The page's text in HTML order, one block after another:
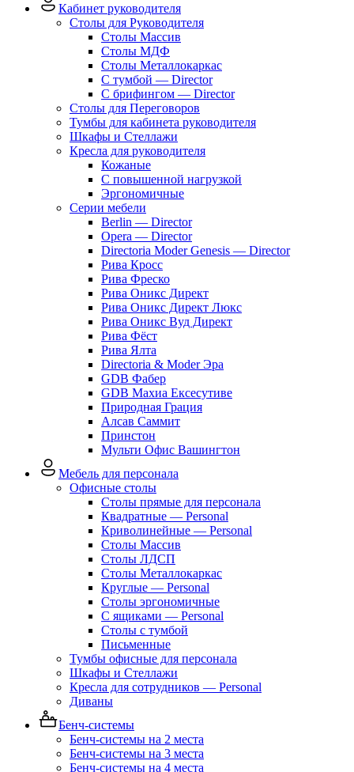
Кабинет руководителя
Столы для Руководителя
Столы Массив
Столы МДФ
Столы Металлокаркас
С тумбой — Director
C брифингом — Director
Столы для Переговоров
Тумбы для кабинета руководителя
Шкафы и Стеллажи
Кресла для руководителя
Кожаные
С повышенной нагрузкой
Эргономичные
Серии мебели
Berlin — Director
Opera — Director
Directoria Moder Genesis — Director
Рива Кросс
Рива Фреско
Рива Оникс Директ
Рива Оникс Директ Люкс
Рива Оникс Вуд Директ
Рива Фёст
Рива Ялта
Directoria & Moder Эра
GDB Фабер
GDB Махиа Ексесутиве
Природная Грация
Алсав Саммит
Принстон
Мульти Офис Вашингтон
Мебель для персонала
Офисные столы
Столы прямые для персонала
Квадратные — Personal
Криволинейные — Personal
Столы Массив
Столы ЛДСП
Столы Металлокаркас
Круглые — Personal
Столы эргономичные
С ящиками — Personal
Столы с тумбой
Письменные
Тумбы офисные для персонала
Шкафы и Стеллажи
Кресла для сотрудников — Personal
Диваны
Бенч-системы
Бенч-системы на 2 места
Бенч-системы на 3 места
Бенч-системы на 4 места